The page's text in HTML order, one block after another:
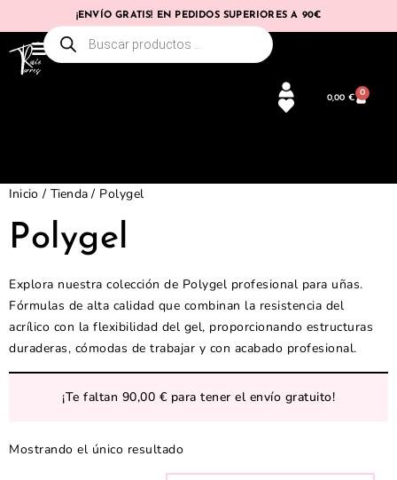
¡ENVÍO GRATIS! EN PEDIDOS SUPERIORES A 90€
0,00 € 0
Inicio / Tienda/ Polygel
Polygel
Explora nuestra colección de Polygel profesional para uñas.
Fórmulas de alta calidad que combinan la resistencia del
acrílico con la flexibilidad del gel, proporcionando estructuras
duraderas, cómodas de trabajar y con acabado profesional.
¡Te faltan 90,00 € para tener el envío gratuito!
Mostrando el único resultado